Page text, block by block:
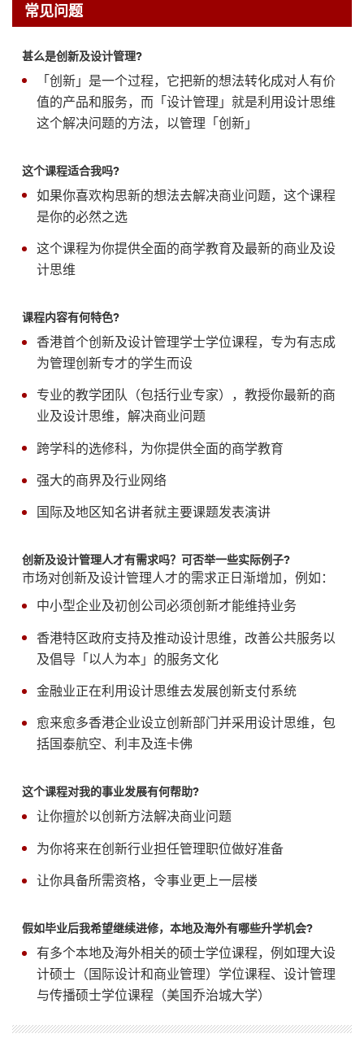
常见问题
甚么是创新及设计管理?
「创新」是一个过程，它把新的想法转化成对人有价
值的产品和服务，而「设计管理」就是利用设计思维
这个解决问题的方法，以管理「创新」
这个课程适合我吗?
如果你喜欢构思新的想法去解决商业问题，这个课程
是你的必然之选
这个课程为你提供全面的商学教育及最新的商业及设
计思维
课程内容有何特色?
香港首个创新及设计管理学士学位课程，专为有志成
为管理创新专才的学生而设
专业的教学团队（包括行业专家），教授你最新的商
业及设计思维，解决商业问题
跨学科的选修科，为你提供全面的商学教育
强大的商界及行业网络
国际及地区知名讲者就主要课题发表演讲
创新及设计管理人才有需求吗？可否举一些实际例子?
市场对创新及设计管理人才的需求正日渐增加，例如：
中小型企业及初创公司必须创新才能维持业务
香港特区政府支持及推动设计思维，改善公共服务以
及倡导「以人为本」的服务文化
金融业正在利用设计思维去发展创新支付系统
愈来愈多香港企业设立创新部门并采用设计思维，包
括国泰航空、利丰及连卡佛
这个课程对我的事业发展有何帮助?
让你擅於以创新方法解决商业问题
为你将来在创新行业担任管理职位做好准备
让你具备所需资格，令事业更上一层楼
假如毕业后我希望继续进修，本地及海外有哪些升学机会?
有多个本地及海外相关的硕士学位课程，例如理大设
计硕士（国际设计和商业管理）学位课程、设计管理
与传播硕士学位课程（美国乔治城大学）